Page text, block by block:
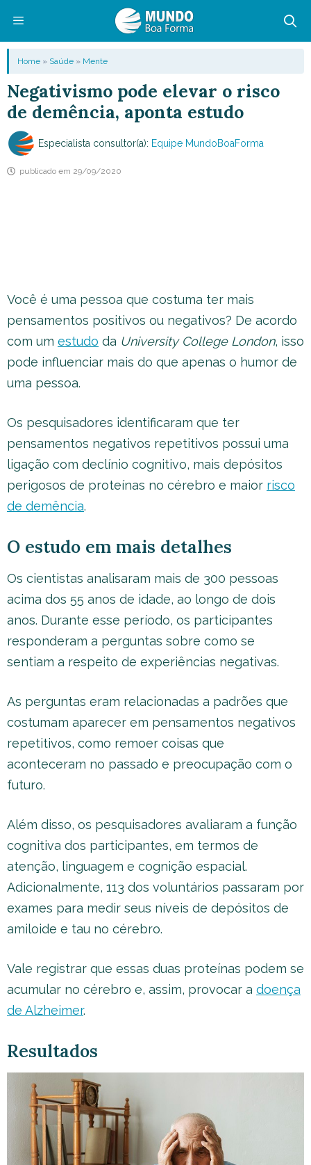
conteúdo
Menu
Home » Saúde » Mente
Negativismo pode elevar o risco
de demência, aponta estudo
Especialista consultor(a): Equipe MundoBoaForma
publicado em 29/09/2020
Você é uma pessoa que costuma ter mais
pensamentos positivos ou negativos? De acordo
com um estudo da University College London, isso
pode influenciar mais do que apenas o humor de
uma pessoa.
Os pesquisadores identificaram que ter
pensamentos negativos repetitivos possui uma
ligação com declínio cognitivo, mais depósitos
perigosos de proteínas no cérebro e maior risco
de demência.
O estudo em mais detalhes
Os cientistas analisaram mais de 300 pessoas
acima dos 55 anos de idade, ao longo de dois
anos. Durante esse período, os participantes
responderam a perguntas sobre como se
sentiam a respeito de experiências negativas.
As perguntas eram relacionadas a padrões que
costumam aparecer em pensamentos negativos
repetitivos, como remoer coisas que
aconteceram no passado e preocupação com o
futuro.
Além disso, os pesquisadores avaliaram a função
cognitiva dos participantes, em termos de
atenção, linguagem e cognição espacial.
Adicionalmente, 113 dos voluntários passaram por
exames para medir seus níveis de depósitos de
amiloide e tau no cérebro.
Vale registrar que essas duas proteínas podem se
acumular no cérebro e, assim, provocar a doença
de Alzheimer.
Resultados